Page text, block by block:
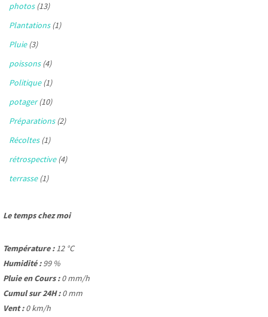
photos(13)
Plantations(1)
Pluie(3)
poissons(4)
Politique(1)
potager(10)
Préparations(2)
Récoltes(1)
rétrospective(4)
terrasse(1)
Le temps chez moi
Température :12 °C
Humidité :99 %
Pluie en Cours :0 mm/h
Cumul sur 24H :0 mm
Vent :0 km/h